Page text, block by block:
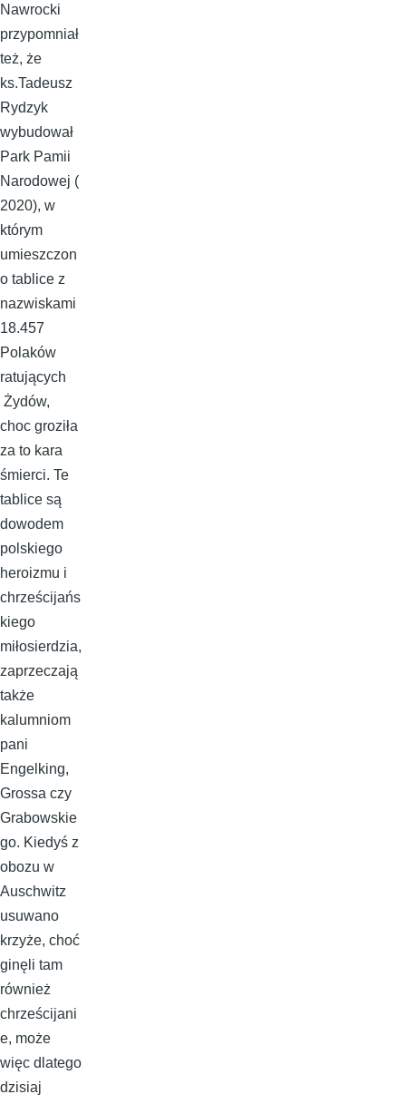
Nawrocki
przypomniał
też, że
ks.Tadeusz
Rydzyk
wybudował
Park Pamii
Narodowej (
2020), w
którym
umieszczon
o tablice z
nazwiskami
18.457
Polaków
ratujących
Żydów,
choc groziła
za to kara
śmierci. Te
tablice są
dowodem
polskiego
heroizmu i
chrześcijańs
kiego
miłosierdzia,
zaprzeczają
także
kalumniom
pani
Engelking,
Grossa czy
Grabowskie
go. Kiedyś z
obozu w
Auschwitz
usuwano
krzyże, choć
ginęli tam
również
chrześcijani
e, może
więc dlatego
dzisiaj